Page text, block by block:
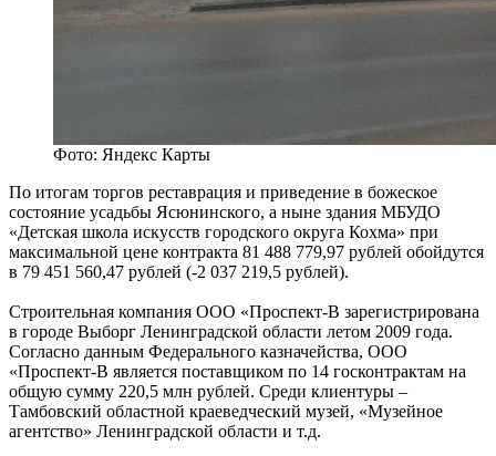
Фото: Яндекс Карты
По итогам торгов реставрация и приведение в божеское
состояние усадьбы Ясюнинского, а ныне здания МБУДО
«Детская школа искусств городского округа Кохма» при
максимальной цене контракта 81 488 779,97 рублей обойдутся
в 79 451 560,47 рублей (-2 037 219,5 рублей).
Строительная компания ООО «Проспект-В зарегистрирована
в городе Выборг Ленинградской области летом 2009 года.
Согласно данным Федерального казначейства, ООО
«Проспект-В является поставщиком по 14 госконтрактам на
общую сумму 220,5 млн рублей. Среди клиентуры –
Тамбовский областной краеведческий музей, «Музейное
агентство» Ленинградской области и т.д.